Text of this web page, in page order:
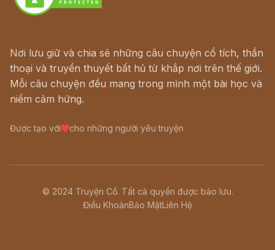
Nơi lưu giữ và chia sẻ những câu chuyện cổ tích, thần
thoại và truyền thuyết bất hủ từ khắp nơi trên thế giới.
Mỗi câu chuyện đều mang trong mình một bài học và
niềm cảm hứng.
Được tạo với cho những người yêu truyện
© 2024 Truyện Cổ. Tất cả quyền được bảo lưu.
Điều KhoảnBảo MậtLiên Hệ